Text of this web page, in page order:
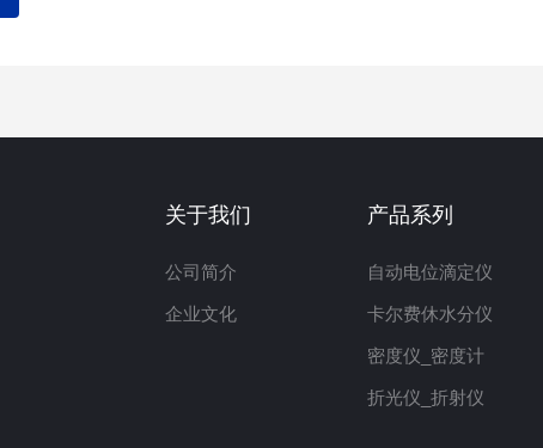
关于我们
公司简介
企业文化
产品系列
自动电位滴定仪
卡尔费休水分仪
密度仪_密度计
折光仪_折射仪